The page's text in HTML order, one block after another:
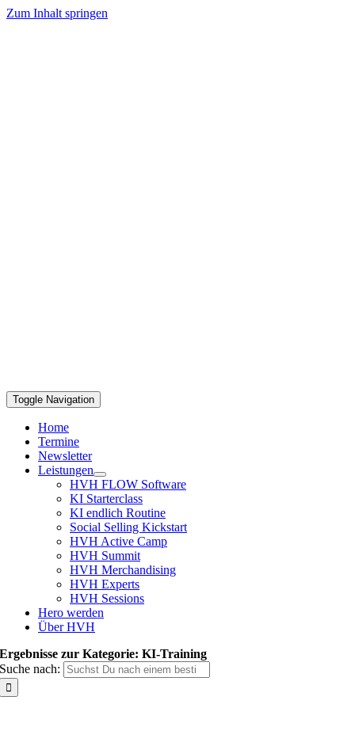
Zum Inhalt springen
Toggle Navigation
Home
Termine
Newsletter
Leistungen
HVH FLOW Software
KI Starterclass
KI endlich Routine
Social Selling Kickstart
HVH Active Camp
HVH Summit
HVH Merchandising
HVH Experts
HVH Sessions
Hero werden
Über HVH
Ergebnisse zur Kategorie: KI-Training
Suche nach: